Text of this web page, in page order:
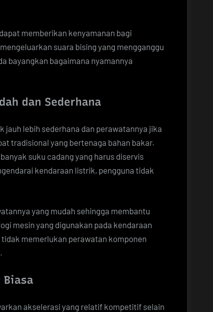
memberikan kenyamanan bagi
suara bising yang mengganggu
bayangkan bagaimana nyamannya
dan Sederhana
jauh lebih sederhana dan perawatannya jika
tradisional yang bertenaga bahan bakar.
suku cadang yang harus diservis
kendaraan listrik, pengguna tidak
yang mudah sehingga membantu
mesin yang digunakan pada kendaraan
memerlukan perawatan komponen
Biasa
akselerasi yang relatif kompetitif selain